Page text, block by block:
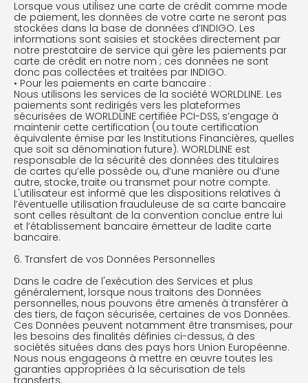
Lorsque vous utilisez une carte de crédit comme mode
de paiement, les données de votre carte ne seront pas
stockées dans la base de données d’INDIGO. Les
informations sont saisies et stockées directement par
notre prestataire de service qui gère les paiements par
carte de crédit en notre nom ; ces données ne sont
donc pas collectées et traitées par INDIGO.
• Pour les paiements en carte bancaire :
Nous utilisons les services de la société WORLDLINE. Les
paiements sont redirigés vers les plateformes
sécurisées de WORLDLINE certifiée PCI-DSS, s’engage à
maintenir cette certification (ou toute certification
équivalente émise par les Institutions Financières, quelles
que soit sa dénomination future). WORLDLINE est
responsable de la sécurité des données des titulaires
de cartes qu’elle possède ou, d’une manière ou d’une
autre, stocke, traite ou transmet pour notre compte.
L'utilisateur est informé que les dispositions relatives à
l’éventuelle utilisation frauduleuse de sa carte bancaire
sont celles résultant de la convention conclue entre lui
et l’établissement bancaire émetteur de ladite carte
bancaire.
6. Transfert de vos Données Personnelles
Dans le cadre de l'exécution des Services et plus
généralement, lorsque nous traitons des Données
personnelles, nous pouvons être amenés à transférer à
des tiers, de façon sécurisée, certaines de vos Données.
Ces Données peuvent notamment être transmises, pour
les besoins des finalités définies ci-dessus, à des
sociétés situées dans des pays hors Union Européenne.
Nous nous engageons à mettre en œuvre toutes les
garanties appropriées à la sécurisation de tels
transferts.